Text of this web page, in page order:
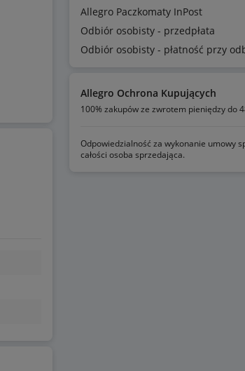
Allegro Paczkomaty InPost
Odbiór osobisty - przedpłata
Odbiór osobisty - płatność przy
Allegro Ochrona Kupujących
100% zakupów ze zwrotem pieniędzy do
Odpowiedzialność za wykonanie umowy
całości osoba sprzedająca.